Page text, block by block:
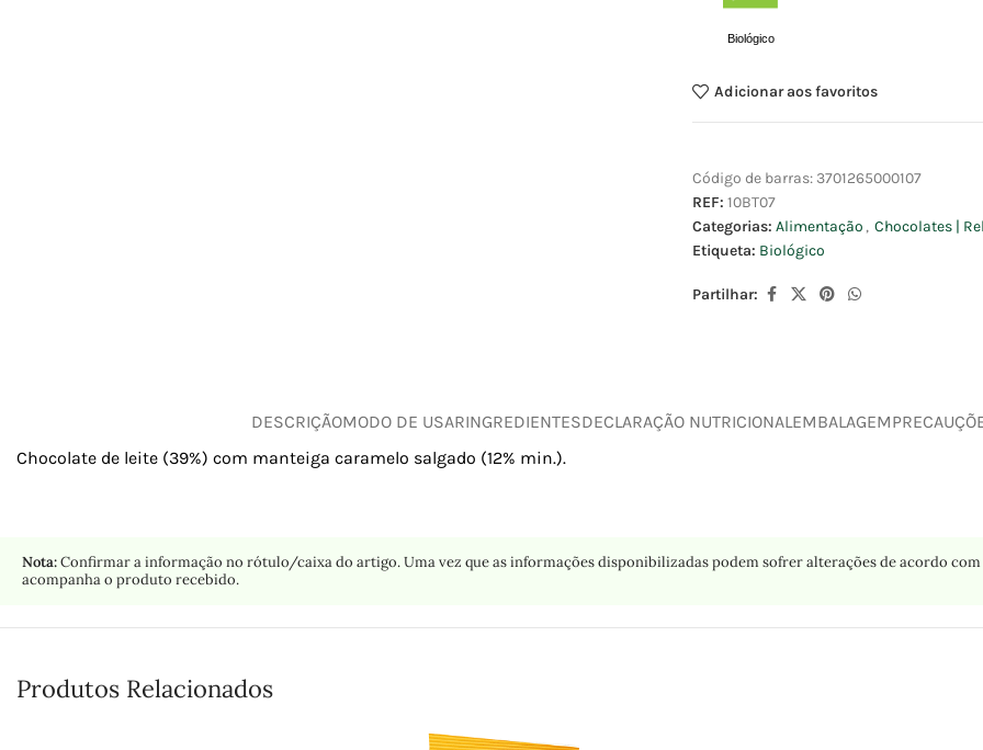
Biológico
Adicionar aos favoritos
Código de barras: 3701265000107
REF: 10BT07
Categorias: Alimentação , Chocolates |
Etiqueta: Biológico
Partilhar:
DESCRIÇÃOMODO DE USARINGREDIENTESDECLARAÇÃO NUTRICIONAL EMBALAGEM
Chocolate de leite (39%) com manteiga caramelo salgado (12% min.).
Nota:Confirmar a informação no rótulo/caixa do artigo. Uma vez que as informações disponibilizadas podem sofrer alterações de acordo
acompanha o produto recebido.
Produtos Relacionados